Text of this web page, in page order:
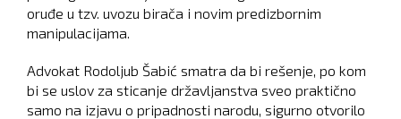
oruđe u tzv. uvozu birača i novim predizbornim
manipulacijama.
Advokat Rodoljub Šabić smatra da bi rešenje, po kom
bi se uslov za sticanje državljanstva sveo praktično
samo na izjavu o pripadnosti narodu, sigurno otvorilo